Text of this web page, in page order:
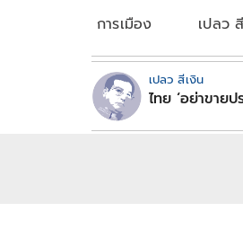
การเมือง เปลว
เปลว สีเงิน
ไทย ‘อย่าขายป